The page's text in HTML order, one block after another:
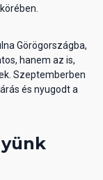
Görögországba,
hanem az is,
Szeptemberben
és nyugodt a